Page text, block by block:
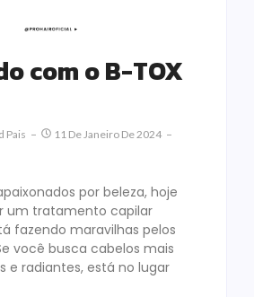
com o B-TOX
Pais
11 De Janeiro De 2024
por beleza, hoje
um tratamento capilar
fazendo maravilhas pelos
você busca cabelos mais
e radiantes, está no lugar